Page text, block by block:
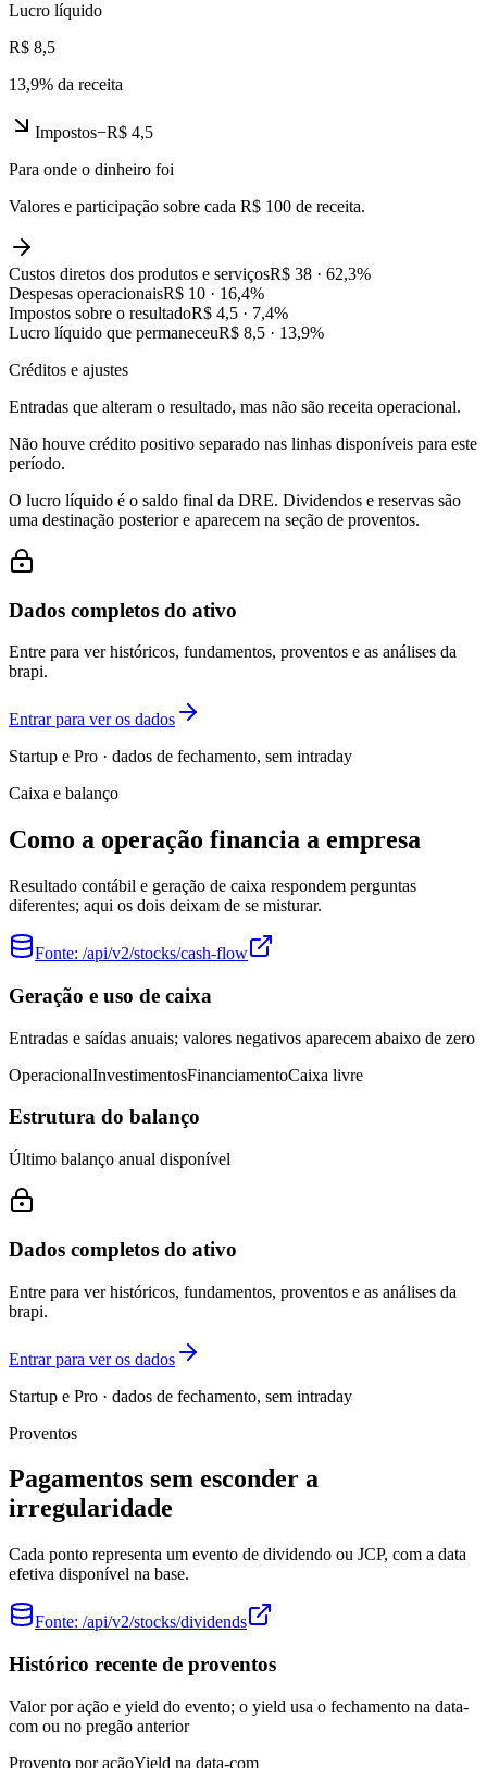
Lucro líquido
R$ 8,5
13,9% da receita
Impostos−R$ 4,5
Para onde o dinheiro foi
Valores e participação sobre cada R$ 100 de receita.
Custos diretos dos produtos e serviçosR$ 38 · 62,3%
Despesas operacionaisR$ 10 · 16,4%
Impostos sobre o resultadoR$ 4,5 · 7,4%
Lucro líquido que permaneceuR$ 8,5 · 13,9%
Créditos e ajustes
Entradas que alteram o resultado, mas não são receita operacional.
Não houve crédito positivo separado nas linhas disponíveis para este
período.
O lucro líquido é o saldo final da DRE. Dividendos e reservas são
uma destinação posterior e aparecem na seção de proventos.
Dados completos do ativo
Entre para ver históricos, fundamentos, proventos e as análises da
brapi.
Entrar para ver os dados
Startup e Pro · dados de fechamento, sem intraday
Caixa e balanço
Como a operação financia a empresa
Resultado contábil e geração de caixa respondem perguntas
diferentes; aqui os dois deixam de se misturar.
Fonte: /api/v2/stocks/cash-flow
Geração e uso de caixa
Entradas e saídas anuais; valores negativos aparecem abaixo de zero
OperacionalInvestimentosFinanciamentoCaixa livre
Estrutura do balanço
Último balanço anual disponível
Dados completos do ativo
Entre para ver históricos, fundamentos, proventos e as análises da
brapi.
Entrar para ver os dados
Startup e Pro · dados de fechamento, sem intraday
Proventos
Pagamentos sem esconder a
irregularidade
Cada ponto representa um evento de dividendo ou JCP, com a data
efetiva disponível na base.
Fonte: /api/v2/stocks/dividends
Histórico recente de proventos
Valor por ação e yield do evento; o yield usa o fechamento na data-
com ou no pregão anterior
Provento por açãoYield na data-com